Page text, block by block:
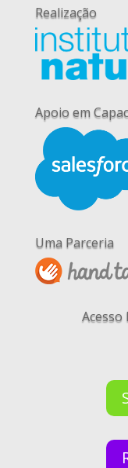
Realização
Apoio em
Uma Parceria
Acesso